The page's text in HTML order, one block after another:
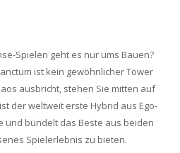
Spielen geht es nur ums Bauen?
ist kein gewöhnlicher Tower
ausbricht, stehen Sie mitten auf
der weltweit erste Hybrid aus Ego-
und bündelt das Beste aus beiden
Spielerlebnis zu bieten.